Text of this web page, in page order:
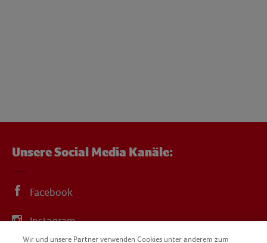
Unsere Social Media Kanäle:
Facebook
Instagram
Wir und unsere Partner verwenden Cookies unter anderem zum